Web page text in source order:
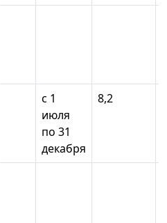
с 1
июля
по 31
декабря
8,2